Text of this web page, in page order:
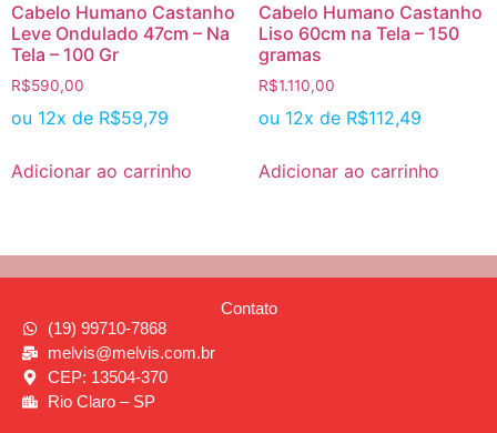
Cabelo Humano Castanho
Leve Ondulado 47cm – Na
Tela – 100 Gr
R$590,00
ou 12x de R$59,79
Adicionar ao carrinho
Cabelo Humano Castanho
Liso 60cm na Tela – 150
gramas
R$1.110,00
ou 12x de R$112,49
Adicionar ao carrinho
Contato
(19) 99710-7868
melvis@melvis.com.br
CEP: 13504-370
Rio Claro – SP